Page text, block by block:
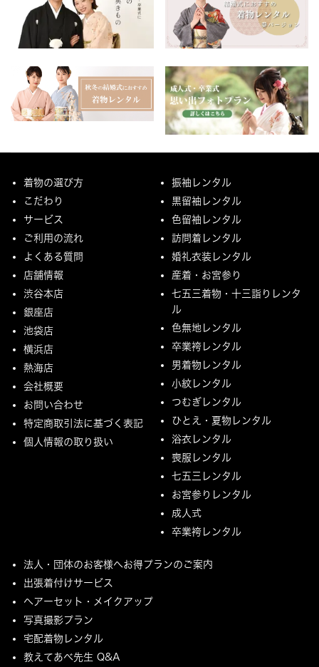
着物の選び方
こだわり
サービス
ご利用の流れ
よくある質問
店舗情報
渋谷本店
銀座店
池袋店
横浜店
熱海店
会社概要
お問い合わせ
特定商取引法に基づく表記
個人情報の取り扱い
振袖レンタル
黒留袖レンタル
色留袖レンタル
訪問着レンタル
婚礼衣装レンタル
産着・お宮参り
七五三着物・十三詣りレンタ
ル
色無地レンタル
卒業袴レンタル
男着物レンタル
小紋レンタル
つむぎレンタル
ひとえ・夏物レンタル
浴衣レンタル
喪服レンタル
七五三レンタル
お宮参りレンタル
成人式
卒業袴レンタル
法人・団体のお客様へお得プランのご案内
出張着付けサービス
ヘアーセット・メイクアップ
写真撮影プラン
宅配着物レンタル
教えてあべ先生 Q&A